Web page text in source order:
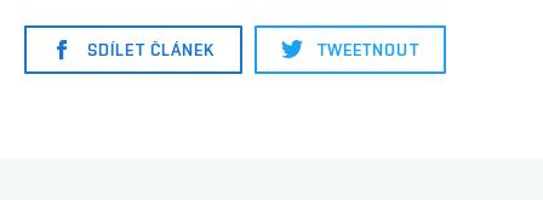
SDÍLET ČLÁNEK TWEETNOUT